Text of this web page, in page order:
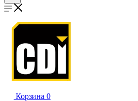
Корзина 0